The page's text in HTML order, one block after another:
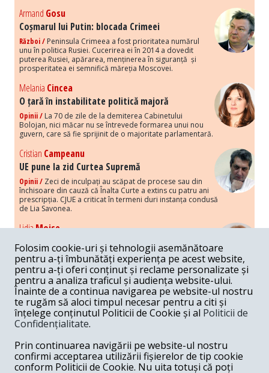
Armand Gosu
Coșmarul lui Putin: blocada Crimeei
Război / Peninsula Crimeea a fost prioritatea numărul
unu în politica Rusiei. Cucerirea ei în 2014 a dovedit
puterea Rusiei, apărarea, menținerea în siguranță și
prosperitatea ei semnifică măreția Moscovei.
Melania Cincea
O țară în instabilitate politică majoră
Opinii / La 70 de zile de la demiterea Cabinetului
Bolojan, nici măcar nu se întrevede formarea unui nou
guvern, care să fie sprijinit de o majoritate parlamentară.
Cristian Campeanu
UE pune la zid Curtea Supremă
Opinii / Zeci de inculpați au scăpat de procese sau din
închisoare din cauză că Înalta Curte a extins cu patru ani
prescripția. CJUE a criticat în termeni duri instanța condusă
de Lia Savonea.
LidiaMoise
Costurile economice ale haosului politic
Opinii / Economia nu poate rezista cu retorica falsă a
susținerii intereselor poporului, care, de fapt, ascunde
obsesia menținerii privilegiilor și a averilor unor caste.
Melania Cincea
Noi puseuri de xenofobie din partea românilor
„neaoși”
Periodic, în spațiul public sunt voci care lansează
mesaje xenofobe la adresa câte unui politician care deranjează un
anumit grup politico-mediatic, într-un anumit moment.
ArmandGosu
Folosim cookie-uri și tehnologii asemănătoare
pentru a-ți îmbunătăți experiența pe acest website,
pentru a-ți oferi conținut și reclame personalizate și
pentru a analiza traficul și audiența website-ului.
Înainte de a continua navigarea pe website-ul nostru
te rugăm să aloci timpul necesar pentru a citi și
înțelege conținutul Politicii de Cookie și al Politicii de
Confidențialitate.
Prin continuarea navigării pe website-ul nostru
confirmi acceptarea utilizării fișierelor de tip cookie
conform Politicii de Cookie. Nu uita totuși că poți